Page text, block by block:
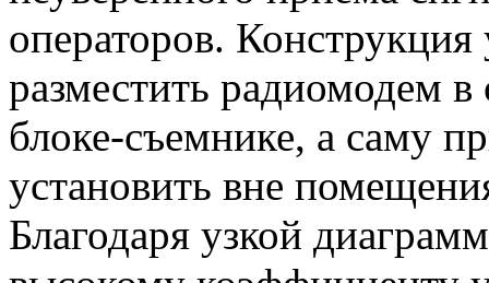
операторов. Конструкция
разместить радиомодем
блоке-съемнике, а саму
установить вне
Благодаря узкой